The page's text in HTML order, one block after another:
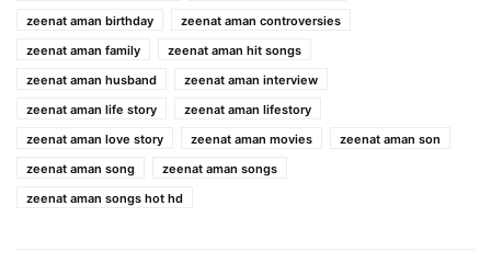
zeenat aman birthday
zeenat aman controversies
zeenat aman family
zeenat aman hit songs
zeenat aman husband
zeenat aman interview
zeenat aman life story
zeenat aman lifestory
zeenat aman love story
zeenat aman movies
zeenat aman son
zeenat aman song
zeenat aman songs
zeenat aman songs hot hd